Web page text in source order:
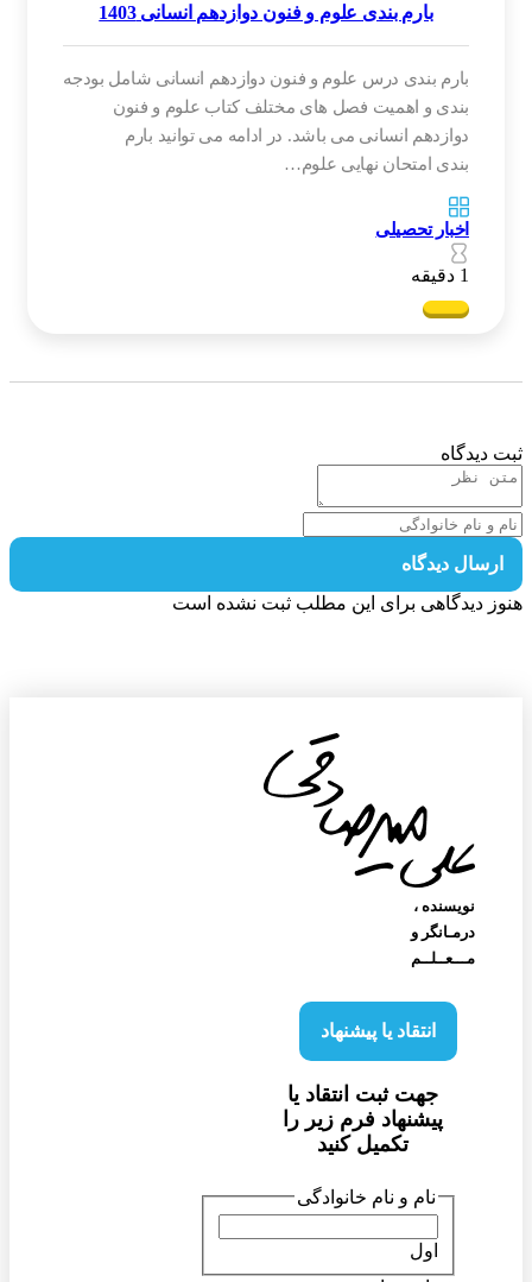
بارم بندی علوم و فنون دوازدهم انسانی 1403
بارم بندی درس علوم و فنون دوازدهم انسانی شامل بودجه
بندی و اهمیت فصل های مختلف کتاب علوم و فنون
دوازدهم انسانی می باشد. در ادامه می توانید بارم
بندی امتحان نهایی علوم…
اخبار تحصیلی
دیدگاه
دیدگاه
دیدگاهی برای این مطلب ثبت نشده است
نویسنده‌ ،
درمـانگر و
مـــعــلــم
انتقاد یا پیشنهاد
جهت ثبت انتقاد یا
پیشنهاد فرم زیر را
تکمیل کنید
نام و نام خانوادگی